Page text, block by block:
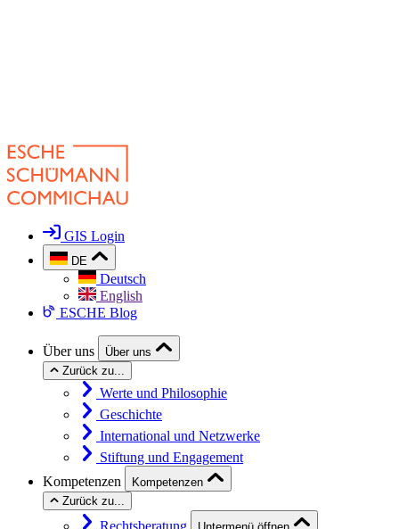
GIS Login
DE
Deutsch
English
ESCHE Blog
Über uns
Über uns
Zurück zu...
Werte und Philosophie
Geschichte
International und Netzwerke
Stiftung und Engagement
Kompetenzen
Kompetenzen
Zurück zu...
Rechtsberatung